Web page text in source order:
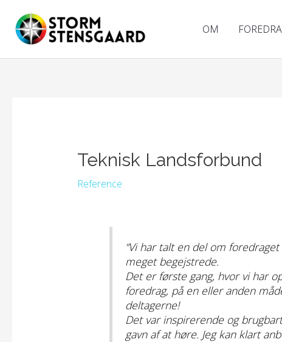
indholdet
OM
Teknisk Landsforbund
Reference
“Vi har talt en del om
meget begejstrede.
Det er første gang, hvor vi har
foredrag, på en eller anden
deltagerne!
Det var inspirerende og
gavn af at høre. Jeg kan klart